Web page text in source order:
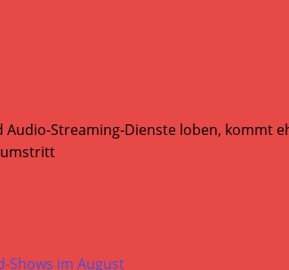
Streaming-Dienste loben, kommt
umstritt
Shows im August